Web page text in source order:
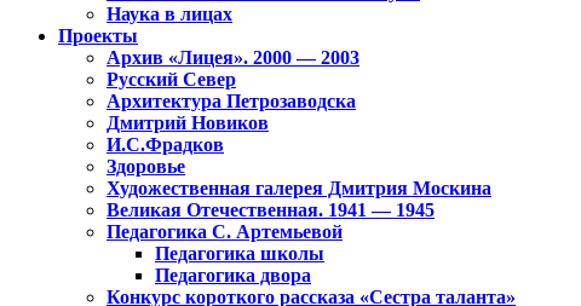
Наука в лицах
Проекты
Архив «Лицея». 2000 — 2003
Русский Север
Архитектура Петрозаводска
Дмитрий Новиков
И.С.Фрадков
Здоровье
Художественная галерея Дмитрия Москина
Великая Отечественная. 1941 — 1945
Педагогика С. Артемьевой
Педагогика школы
Педагогика двора
Конкурс короткого рассказа «Сестра таланта»